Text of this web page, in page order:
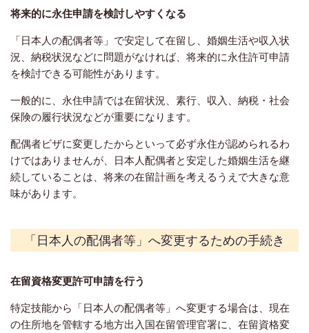
将来的に永住申請を検討しやすくなる
「日本人の配偶者等」で安定して在留し、婚姻生活や収入状
況、納税状況などに問題がなければ、将来的に永住許可申請
を検討できる可能性があります。
一般的に、永住申請では在留状況、素行、収入、納税・社会
保険の履行状況などが重要になります。
配偶者ビザに変更したからといって必ず永住が認められるわ
けではありませんが、日本人配偶者と安定した婚姻生活を継
続していることは、将来の在留計画を考えるうえで大きな意
味があります。
「日本人の配偶者等」へ変更するための手続き
在留資格変更許可申請を行う
特定技能から「日本人の配偶者等」へ変更する場合は、現在
の住所地を管轄する地方出入国在留管理官署に、在留資格変